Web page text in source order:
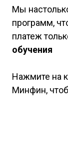
Мы
программ,
платеж
обучения
Нажмите на
Минфин,